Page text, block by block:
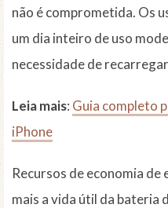
não é comprometida. Os
um dia inteiro de uso
necessidade de
Leia mais: Guia completo
iPhone
Recursos de economia
mais a vida útil da bateria